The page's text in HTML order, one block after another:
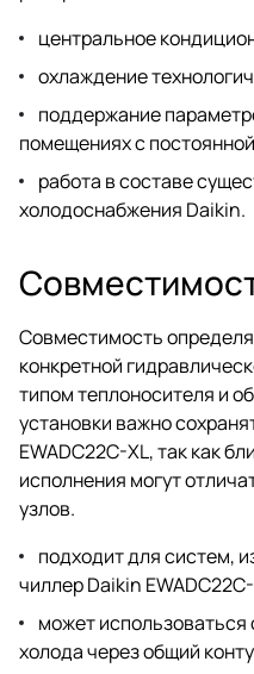
центральное
охлаждение
поддержание
помещениях с
работа в составе
холодоснабжения Daikin.
Совместимость
конкретной
типом теплоносителя и
установки важно
EWADC22C-XL, так как
исполнения могут
узлов.
подходит для систем,
чиллер Daikin
может
холода через общий